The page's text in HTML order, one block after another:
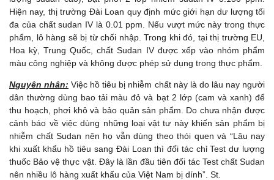
Hiện nay, thị trường Đài Loan quy định mức giới hạn dư lượng tối
đa của chất sudan IV là 0.01 ppm. Nếu vượt mức này trong thực
phẩm, lô hàng sẽ bị từ chối nhập. Trong khi đó, tại thị trường EU,
Hoa kỳ, Trung Quốc, chất Sudan IV được xếp vào nhóm phẩm
màu công nghiệp và không được phép sử dụng trong thực phẩm.
Nguyên nhân: Việc hồ tiêu bị nhiễm chất này là do lâu nay người
dân thường dùng bao tải màu đỏ và bạt 2 lớp (cam và xanh) để
thu hoạch, phơi khô và bảo quản sản phẩm. Do chưa nhận được
cảnh báo về việc dùng những loại vật tư này khiến sản phẩm bị
nhiễm chất Sudan nên họ vẫn dùng theo thói quen và “Lâu nay
khi xuất khẩu hồ tiêu sang Đài Loan thì đối tác chỉ Test dư lượng
thuốc Bảo vệ thực vật. Đây là lần đầu tiên đối tác Test chất Sudan
nên nhiều lô hàng xuất khẩu của Việt Nam bị dính”. St.